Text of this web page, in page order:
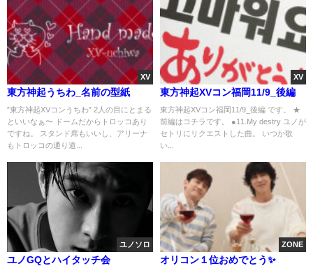
XV
東方神起うちわ_名前の型紙
”東方神起XVコンうちわ” 2人の目にとまる
といいなぁ〜 ドームだからトロッコあり
ですね。 スタンド席もいいし、アリーナ
もトロッコの通り道...
XV
東方神起XVコン福岡11/9_後編
東方神起XVコン福岡11/9_後編 です。 ★
前編はコチラです。 ●11.My destry ユノが
セトリにリクエストした曲。 いつか歌
い...
ユノソロ
ユノGQとハイタッチ会
ZONE
オリコン１位おめでとう✨️